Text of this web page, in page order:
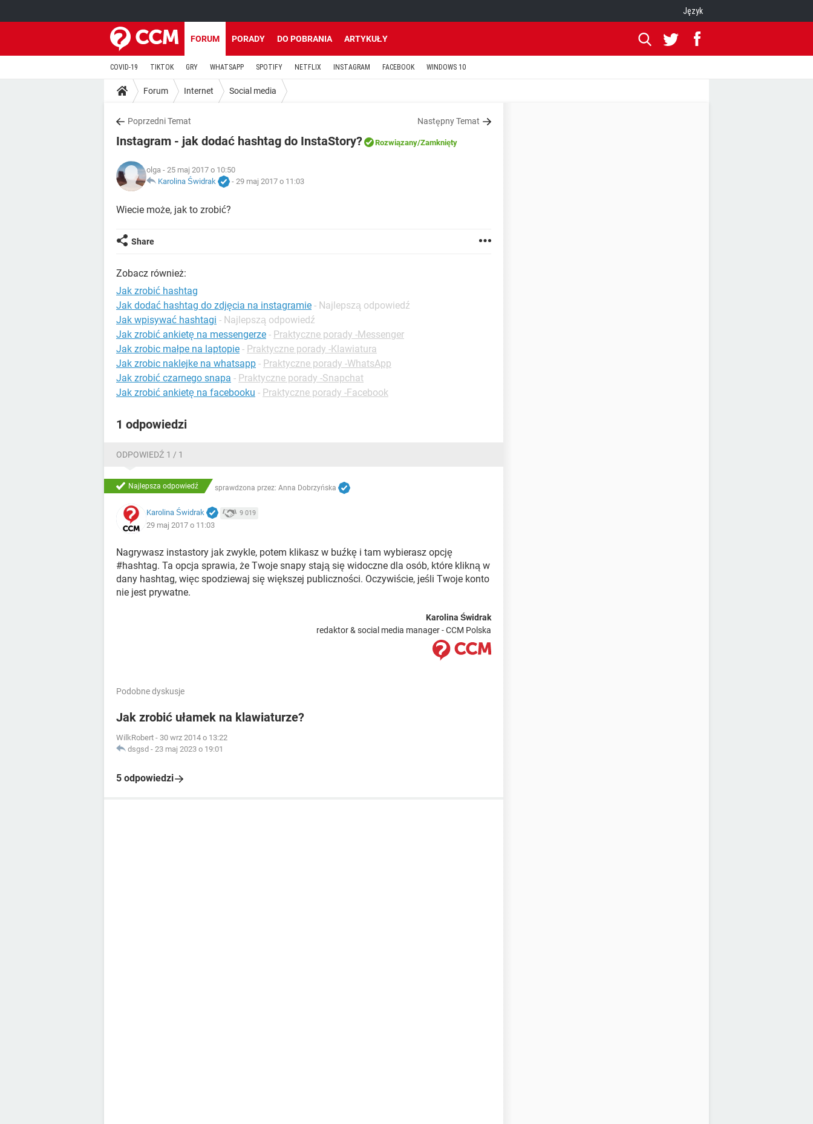
Język
FORUM PORADY DO POBRANIA ARTYKUŁY
COVID-19 TIKTOK GRY WHATSAPP SPOTIFY NETFLIX INSTAGRAM FACEBOOK WINDOWS 10
Forum Internet Social media
Poprzedni Temat Następny Temat
Instagram - jak dodać hashtag do InstaStory? Rozwiązany/Zamknięty
olga - 25 maj 2017 o 10:50
Karolina Świdrak
- 29 maj 2017 o 11:03
Wiecie może, jak to zrobić?
Share
Zobacz również:
Jak zrobić hashtag
Jak dodać hashtag do zdjęcia na instagramie - Najlepszą odpowiedź
Jak wpisywać hashtagi - Najlepszą odpowiedź
Jak zrobić ankietę na messengerze - Praktyczne porady -Messenger
Jak zrobic małpe na laptopie - Praktyczne porady -Klawiatura
Jak zrobic naklejke na whatsapp - Praktyczne porady -WhatsApp
Jak zrobić czarnego snapa - Praktyczne porady -Snapchat
Jak zrobić ankietę na facebooku - Praktyczne porady -Facebook
1 odpowiedzi
ODPOWIEDŹ 1 / 1
Najlepsza odpowiedź sprawdzona przez: Anna Dobrzyńska
Karolina Świdrak 9 019
29 maj 2017 o 11:03
Nagrywasz instastory jak zwykle, potem klikasz w buźkę i tam wybierasz opcję
#hashtag. Ta opcja sprawia, że Twoje snapy stają się widoczne dla osób, które klikną w
dany hashtag, więc spodziewaj się większej publiczności. Oczywiście, jeśli Twoje konto
nie jest prywatne.
Karolina Świdrak
redaktor & social media manager - CCM Polska
Podobne dyskusje
Jak zrobić ułamek na klawiaturze?
WilkRobert - 30 wrz 2014 o 13:22
dsgsd - 23 maj 2023 o 19:01
5 odpowiedzi